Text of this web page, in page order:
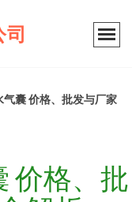
气囊 价格、批发与厂家
价格、批